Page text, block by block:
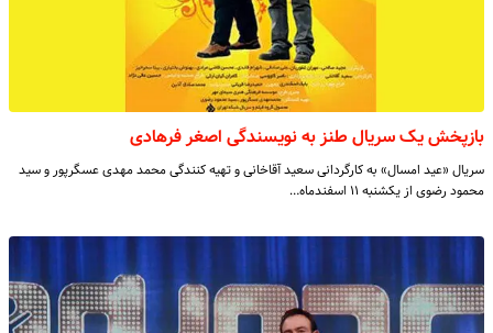
بازپخش یک سریال طنز به نویسندگی اصغر فرهادی
سریال «عید امسال» به کارگردانی سعید آقاخانی و تهیه کنندگی محمد مهدی عسگرپور و سید
محمود رضوی از یکشنبه ۱۱ اسفندماه…